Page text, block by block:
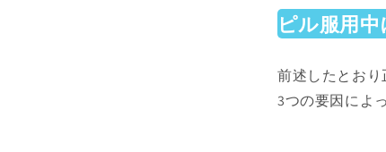
ピル服用
前述したとお
3つの要因によ